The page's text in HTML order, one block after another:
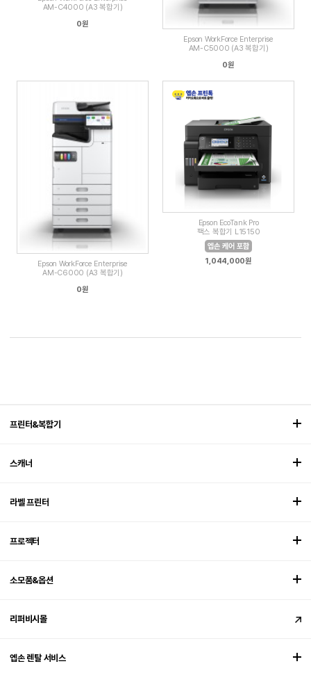
AM-C4000 (A3 복합기)
0원
Epson WorkForce Enterprise
AM-C5000 (A3 복합기)
0원
Epson WorkForce Enterprise
AM-C6000 (A3 복합기)
0원
Epson EcoTank Pro
팩스 복합기 L15150
1,044,000원
프린터&복합기
스캐너
라벨 프린터
프로젝터
소모품&옵션
리퍼비시몰
엡손 렌탈 서비스